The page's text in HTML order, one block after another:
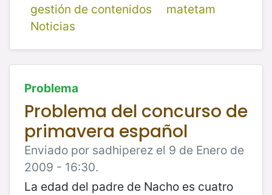
gestión de contenidos
matetam
Noticias
Problema
Problema del concurso de
primavera español
Enviado por sadhiperez el 9 de Enero de
2009 - 16:30.
La edad del padre de Nacho es cuatro